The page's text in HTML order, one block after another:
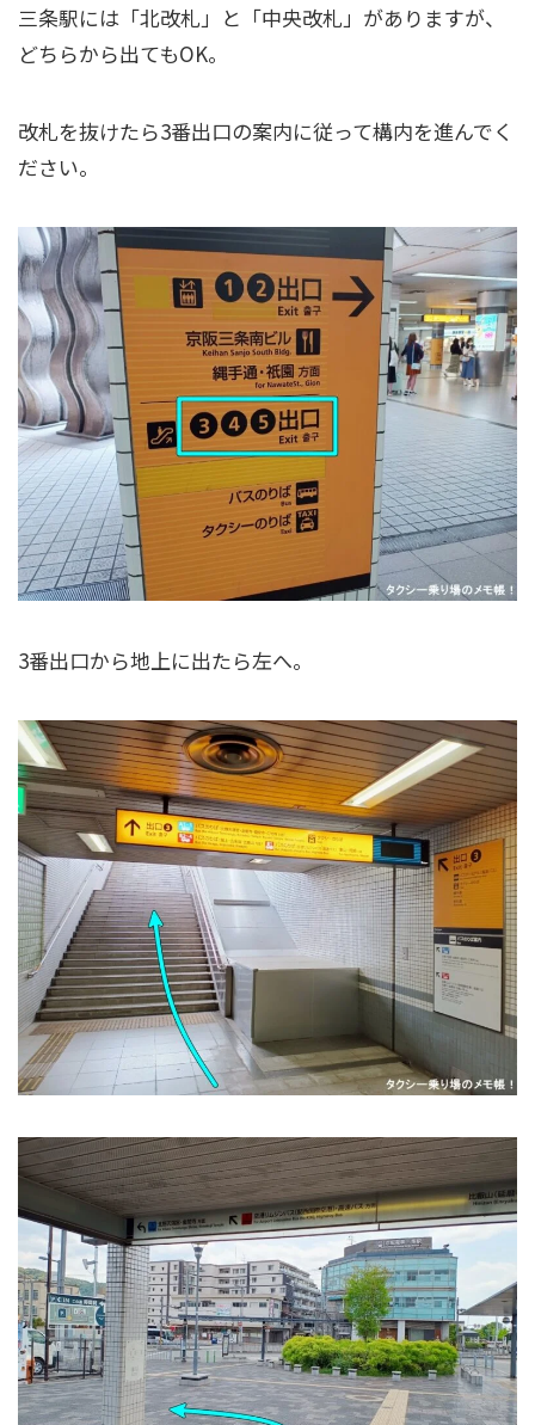
三条駅には「北改札」と「中央改札」がありますが、
どちらから出てもOK。
改札を抜けたら3番出口の案内に従って構内を進んでく
ださい。
3番出口から地上に出たら左へ。